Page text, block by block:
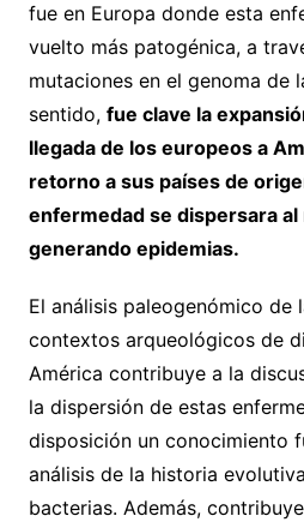
fue en Europa donde esta
vuelto más patogénica, a
mutaciones en el genoma de
sentido, fue clave la
llegada de los europeos a
retorno a sus países de
enfermedad se dispersara
generando epidemias.
El análisis paleogenómico de
contextos arqueológicos de
América contribuye a la
la dispersión de estas
disposición un conocimiento
análisis de la historia
bacterias. Además,